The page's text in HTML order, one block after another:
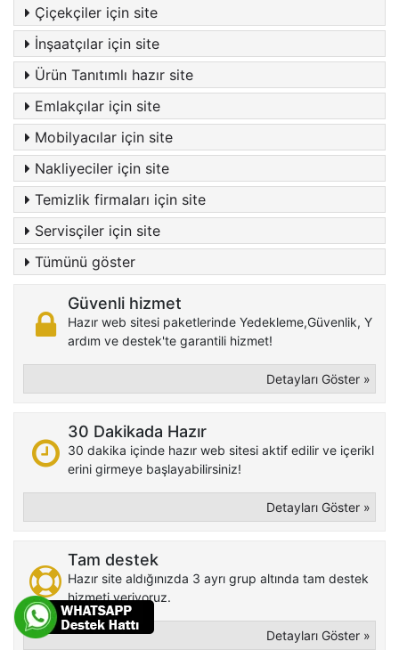
Çiçekçiler için site
İnşaatçılar için site
Ürün Tanıtımlı hazır site
Emlakçılar için site
Mobilyacılar için site
Nakliyeciler için site
Temizlik firmaları için site
Servisçiler için site
Tümünü göster
Güvenli hizmet
Hazır web sitesi paketlerinde Yedekleme,Güvenlik, Y
ardım ve destek'te garantili hizmet!
Detayları Göster »
30 Dakikada Hazır
30 dakika içinde hazır web sitesi aktif edilir ve içerikl
erini girmeye başlayabilirsiniz!
Detayları Göster »
Tam destek
Hazır site aldığınızda 3 ayrı grup altında tam destek
hizmeti veriyoruz.
Detayları Göster »